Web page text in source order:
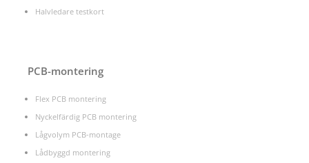
Halvledare testkort
PCB-montering
Flex PCB montering
Nyckelfärdig PCB montering
Lågvolym PCB-montage
Lådbyggd montering